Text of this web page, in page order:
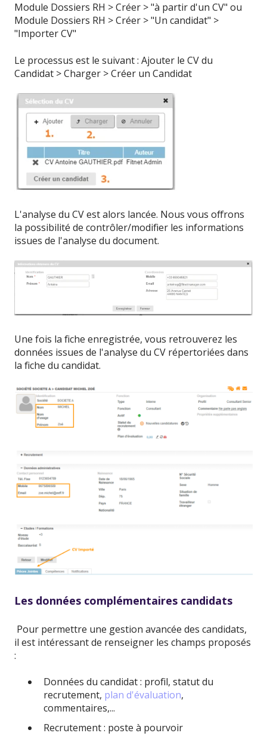
Module Dossiers RH > Créer > "à partir d'un CV" ou
Module Dossiers RH > Créer > "Un candidat" >
"Importer CV"
Le processus est le suivant : Ajouter le CV du
Candidat > Charger > Créer un Candidat
L'analyse du CV est alors lancée. Nous vous offrons
la possibilité de contrôler/modifier les informations
issues de l'analyse du document.
Une fois la fiche enregistrée, vous retrouverez les
données issues de l'analyse du CV répertoriées dans
la fiche du candidat.
Les données complémentaires candidats
Pour permettre une gestion avancée des candidats,
il est intéressant de renseigner les champs proposés
:
Données du candidat : profil, statut du
recrutement, plan d'évaluation,
commentaires,...
Recrutement : poste à pourvoir